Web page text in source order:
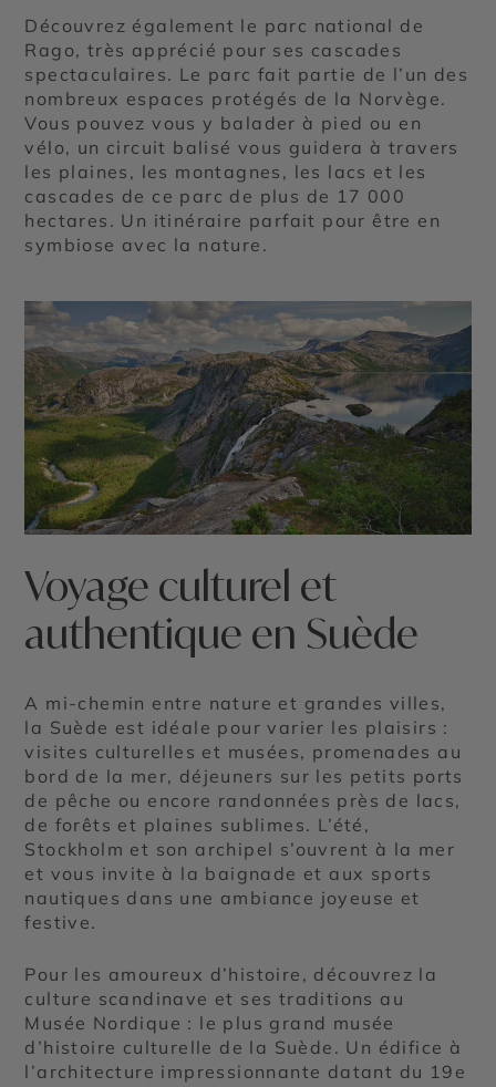
Découvrez également le parc national de
Rago, très apprécié pour ses cascades
spectaculaires. Le parc fait partie de l’un des
nombreux espaces protégés de la Norvège.
Vous pouvez vous y balader à pied ou en
vélo, un circuit balisé vous guidera à travers
les plaines, les montagnes, les lacs et les
cascades de ce parc de plus de 17 000
hectares. Un itinéraire parfait pour être en
symbiose avec la nature.
Voyage culturel et
authentique en Suède
A mi-chemin entre nature et grandes villes,
la Suède est idéale pour varier les plaisirs :
visites culturelles et musées, promenades au
bord de la mer, déjeuners sur les petits ports
de pêche ou encore randonnées près de lacs,
de forêts et plaines sublimes. L’été,
Stockholm et son archipel s’ouvrent à la mer
et vous invite à la baignade et aux sports
nautiques dans une ambiance joyeuse et
festive.
Pour les amoureux d’histoire, découvrez la
culture scandinave et ses traditions au
Musée Nordique : le plus grand musée
d’histoire culturelle de la Suède. Un édifice à
l’architecture impressionnante datant du 19e